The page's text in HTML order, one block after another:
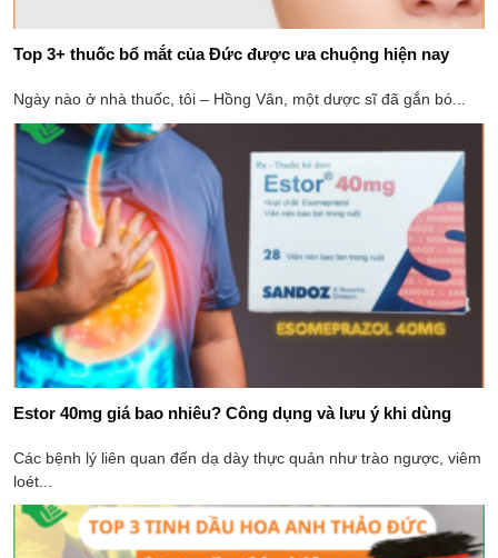
Top 3+ thuốc bổ mắt của Đức được ưa chuộng hiện nay
Ngày nào ở nhà thuốc, tôi – Hồng Vân, một dược sĩ đã gắn bó...
Estor 40mg giá bao nhiêu? Công dụng và lưu ý khi dùng
Các bệnh lý liên quan đến dạ dày thực quản như trào ngược, viêm
loét...